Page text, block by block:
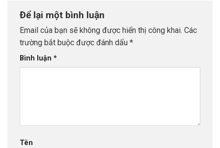
Để lại một bình luận
Email của bạn sẽ không được hiển thị công khai. Các
trường bắt buộc được đánh dấu *
Bình luận *
Tên